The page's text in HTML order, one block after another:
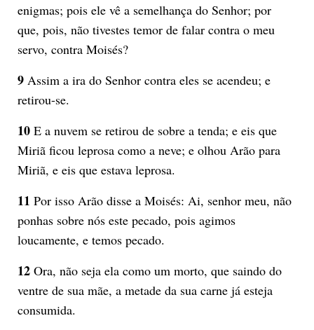
enigmas; pois ele vê a semelhança do Senhor; por
que, pois, não tivestes temor de falar contra o meu
servo, contra Moisés?
9Assim a ira do Senhor contra eles se acendeu; e
retirou-se.
10E a nuvem se retirou de sobre a tenda; e eis que
Miriã ficou leprosa como a neve; e olhou Arão para
Miriã, e eis que estava leprosa.
11 Por isso Arão disse a Moisés: Ai, senhor meu, não
ponhas sobre nós este pecado, pois agimos
loucamente, e temos pecado.
12Ora, não seja ela como um morto, que saindo do
ventre de sua mãe, a metade da sua carne já esteja
consumida.